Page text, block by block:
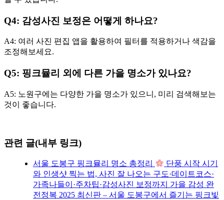
Q4: 감성사진 보정은 어떻게 하나요?
A4: 여러 사진 편집 앱을 활용하여 필터를 적용하거나 색감을
조정해보세요.
Q5: 핑크뮬리 외에 다른 가을 명소가 있나요?
A5: 노원구에는 다양한 가을 명소가 있으니, 미리 검색해보는
것이 좋습니다.
관련 글(내부 링크)
서울 도봉구 핑크뮬리 명소 총정리
단풍 시작 시기
와 인생샷 찍는 법, 사진 잘 나오는 구도·데이트코스·
가족나들이·주차팁·감성사진 보정까지 가을 감성 완
전정복 2025 최신판 – 서울 도봉구에서 즐기는 핑크빛